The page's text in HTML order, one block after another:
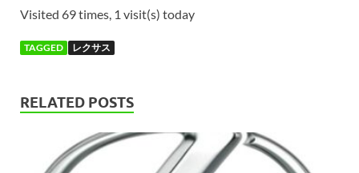
Visited 69 times, 1 visit(s) today
TAGGED レクサス
RELATED POSTS